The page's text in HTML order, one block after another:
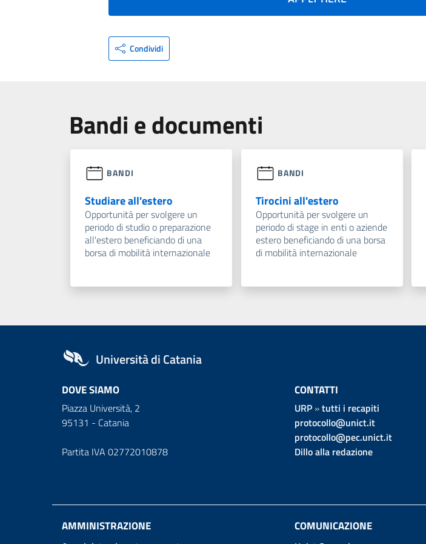
Condividi
Bandi e documenti
BANDI
Studiare all'estero
Opportunità per svolgere un
periodo di studio o preparazione
all'estero beneficiando di una
borsa di mobilità internazionale
BANDI
Tirocini all'estero
Opportunità per svolgere un
periodo di stage in enti o aziende
estero beneficiando di una borsa
di mobilità internazionale
Università di Catania
DOVE SIAMO
Piazza Università, 2
95131 - Catania
Partita IVA 02772010878
CONTATTI
URP»tutti i recapiti
protocollo@unict.it
protocollo@pec.unict.it
Dillo alla redazione
AMMINISTRAZIONE COMUNICAZIONE